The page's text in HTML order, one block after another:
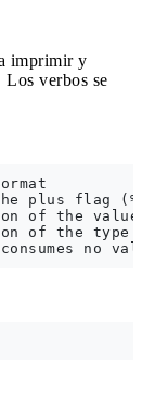
imprimir y
Los verbos se
plus flag
of the value
of the type